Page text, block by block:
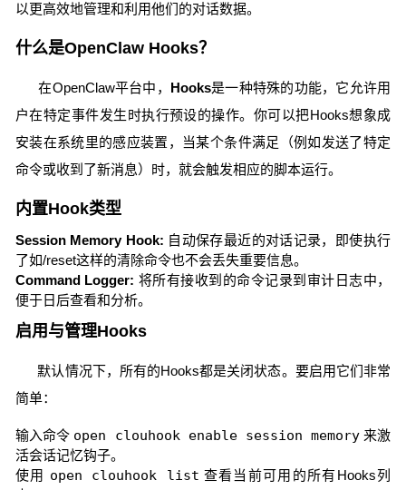
以更高效地管理和利用他们的对话数据。
什么是OpenClaw Hooks？
在OpenClaw平台中， Hooks是一种特殊的功能，它允许用
户在特定事件发生时执行预设的操作。你可以把Hooks想象成
安装在系统里的感应装置，当某个条件满足（例如发送了特定
命令或收到了新消息）时，就会触发相应的脚本运行。
内置Hook类型
Session Memory Hook: 自动保存最近的对话记录，即使执行
了如/reset这样的清除命令也不会丢失重要信息。
Command Logger: 将所有接收到的命令记录到审计日志中，
便于日后查看和分析。
启用与管理Hooks
默认情况下，所有的Hooks都是关闭状态。要启用它们非常
简单：
输入命令 open clouhook enable session memory来激
活会话记忆钩子。
使用 open clouhook list 查看当前可用的所有Hooks列